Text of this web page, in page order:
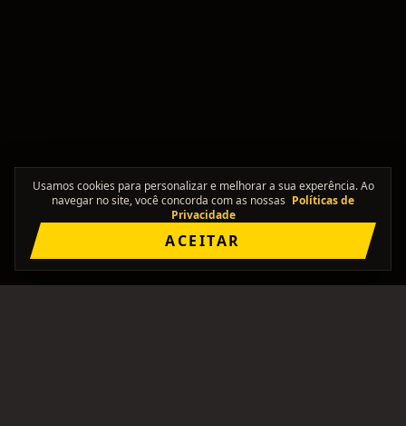
Usamos cookies para personalizar e melhorar a sua experência. Ao
navegar no site, você concorda com as nossas Políticas de
Privacidade
ACEITAR